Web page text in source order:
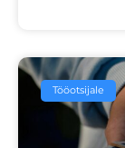
Tööotsijale